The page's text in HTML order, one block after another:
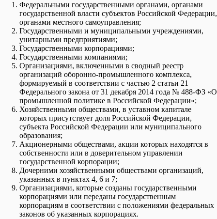
Федеральными государственными органами, органами
государственной власти субъектов Российской Федерации,
органами местного самоуправления;
Государственными и муниципальными учреждениями,
унитарными предприятиями;
Государственными корпорациями;
Государственными компаниями;
Организациями, включенными в сводный реестр
организаций оборонно-промышленного комплекса,
формируемый в соответствии с частью 2 статьи 21
Федерального закона от 31 декабря 2014 года № 488-ФЗ «О
промышленной политике в Российской Федерации»;
Хозяйственными обществами, в уставном капитале
которых присутствует доля Российской Федерации,
субъекта Российской Федерации или муниципального
образования;
Акционерными обществами, акции которых находятся в
собственности или в доверительном управлении
государственной корпорации;
Дочерними хозяйственными обществами организаций,
указанных в пунктах 4, 6 и 7;
Организациями, которые созданы государственными
корпорациями или переданы государственным
корпорациям в соответствии с положениями федеральных
законов об указанных корпорациях.